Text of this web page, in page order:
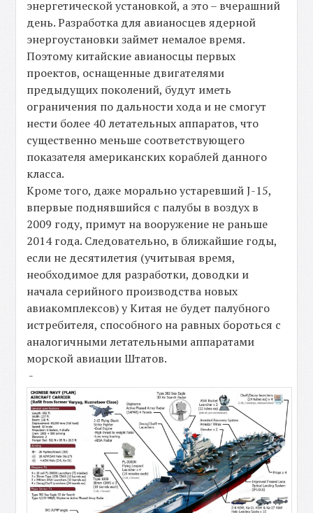
энергетической установкой, а это – вчерашний
день. Разработка для авианосцев ядерной
энергоустановки займет немалое время.
Поэтому китайские авианосцы первых
проектов, оснащенные двигателями
предыдущих поколений, будут иметь
ограничения по дальности хода и не смогут
нести более 40 летательных аппаратов, что
существенно меньше соответствующего
показателя американских кораблей данного
класса.
Кроме того, даже морально устаревший J-15,
впервые поднявшийся с палубы в воздух в
2009 году, примут на вооружение не раньше
2014 года. Следовательно, в ближайшие годы,
если не десятилетия (учитывая время,
необходимое для разработки, доводки и
начала серийного производства новых
авиакомплексов) у Китая не будет палубного
истребителя, способного на равных бороться с
аналогичными летательными аппаратами
морской авиации Штатов.
-